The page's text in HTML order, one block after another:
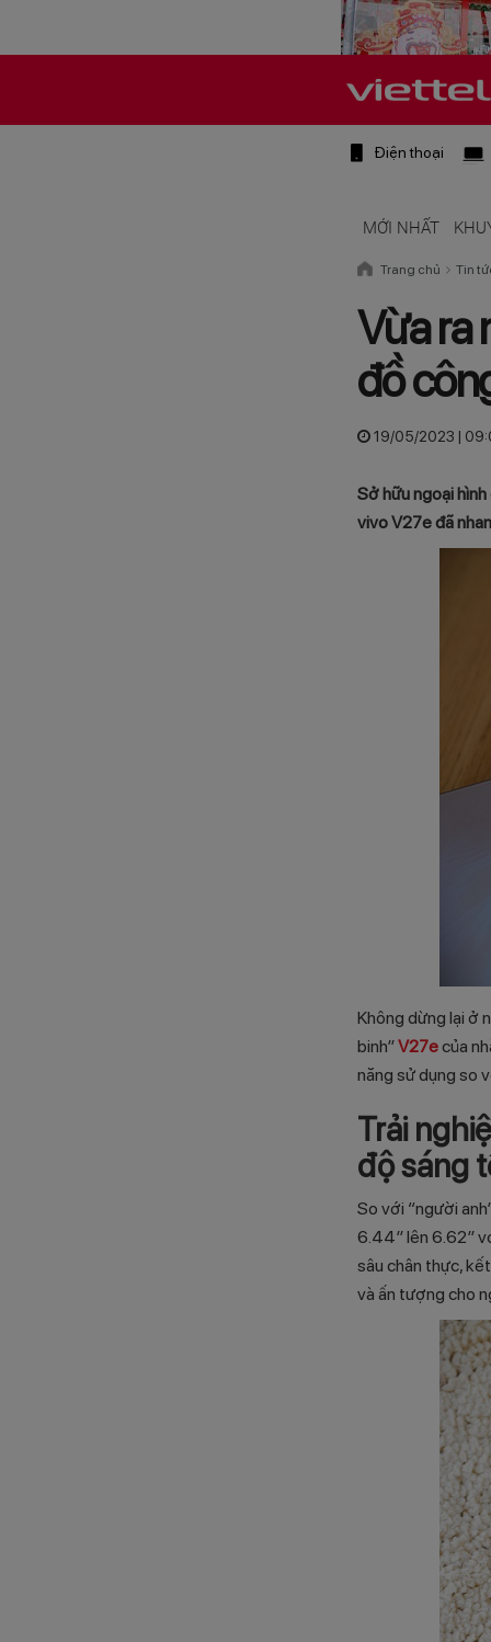
Điện thoại
MỚI NHẤT
Trang chủ Tin
Vừa ra
đồ
19/05/2023 |
Sở hữu ngoại
vivo V27e đã
Không dừng lại ở
binh”V27ecủa
năng sử dụng so
Trải
độ sáng
So với “người
6.44” lên 6.62”
sâu chân thực,
và ấn tượng cho